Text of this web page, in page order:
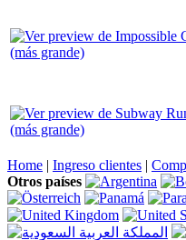
Home | Ingreso clientes |
Otros países